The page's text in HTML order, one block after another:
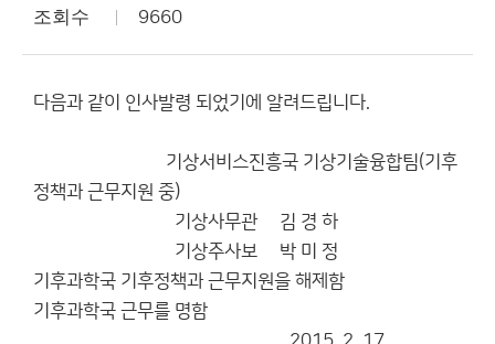
조회수 9660
다음과 같이 인사발령 되었기에 알려드립니다.
기상서비스진흥국 기상기술융합팀(기후
정책과 근무지원 중)
기상사무관 김 경 하
기상주사보 박 미 정
기후과학국 기후정책과 근무지원을 해제함
기후과학국 근무를 명함